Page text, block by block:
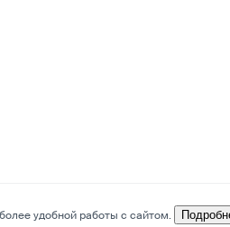
удобной работы с сайтом.